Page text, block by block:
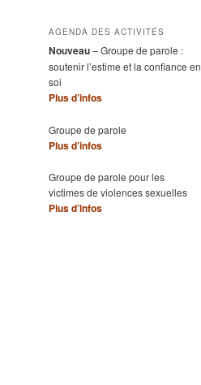
AGENDA DES ACTIVITÉS
Nouveau– Groupe de parole :
soutenir l’estime et la confiance en
soi
Plus d’infos
Groupe de parole
Plus d’infos
Groupe de parole pour les
victimes de violences sexuelles
Plus d’infos